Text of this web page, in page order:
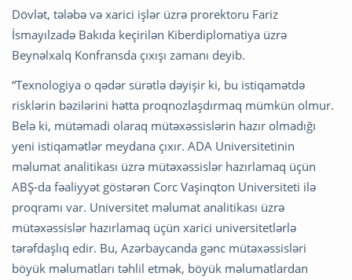
Dövlət, tələbə və xarici işlər üzrə prorektoru Fariz
İsmayılzadə Bakıda keçirilən Kiberdiplomatiya üzrə
Beynəlxalq Konfransda çıxışı zamanı deyib.
“Texnologiya o qədər sürətlə dəyişir ki, bu istiqamətdə
risklərin bəzilərini hətta proqnozlaşdırmaq mümkün olmur.
Belə ki, mütəmadi olaraq mütəxəssislərin hazır olmadığı
yeni istiqamətlər meydana çıxır. ADA Universitetinin
məlumat analitikası üzrə mütəxəssislər hazırlamaq üçün
ABŞ-da fəaliyyət göstərən Corc Vaşinqton Universiteti ilə
proqramı var. Universitet məlumat analitikası üzrə
mütəxəssislər hazırlamaq üçün xarici universitetlərlə
tərəfdaşlıq edir. Bu, Azərbaycanda gənc mütəxəssisləri
böyük məlumatları təhlil etmək, böyük məlumatlardan